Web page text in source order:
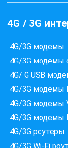
4G / 3G
4G/3G модемы
4G/3G модемы
4G/ G USB
4G/3G модемы
4G/3G модемы
4G/3G модемы
4G/3G роутеры
4G/3G Wi-Fi
Введіть
Місто,